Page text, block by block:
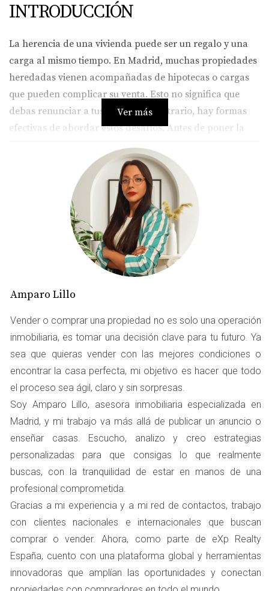
INTRODUCCIÓN
La herencia de una vivienda puede ser un regalo y una
carga al mismo tiempo. En Madrid, muchas propiedades
heredadas vienen acompañadas de hipotecas o cargas
que pueden complicar su venta. Esto no significa que
debas renunciar a tus planes; al contrario, hay formas
efectivas de abordar estos desafíos. Antes de poner la
vivienda en el mercado, es crucial entender cómo
funcionan las hipotecas y las cargas, así como las
opciones que tienes para resolverlas. En este artículo, te
proporcionaremos información valiosa y consejos
prácticos para ayudarte a vender tu vivienda heredada
sin complicaciones.
CASO PRÁCTICO 1: VENTA CON
HIPOTECA PENDIENTE
Cuando heredas una propiedad con una hipoteca
pendiente, lo primero que debes hacer es contactar a la
entidad financiera. Es importante saber si la hipoteca es
asumible o si se puede cancelar antes de la venta.
Si decides asumir la hipoteca, puedes vender la
propiedad tal cual y el comprador tomará la
deuda.
Si prefieres cancelar la hipoteca antes de vender,
deberás reunir los fondos necesarios para
liquidarla.
En muchos casos, los herederos optan por vender la
casa antes de liquidar la hipoteca. Esto puede ser
beneficioso si el valor del mercado ha aumentado desde
que se adquirió la propiedad. Sin embargo, asegúrate de
tener claro cuánto debes y cuánto puedes obtener por
ella.
Ver más
Amparo Lillo
Vender o comprar una propiedad no es solo una operación
inmobiliaria, es tomar una decisión clave para tu futuro. Ya
sea que quieras vender con las mejores condiciones o
encontrar la casa perfecta, mi objetivo es hacer que todo
el proceso sea ágil, claro y sin sorpresas.
Soy Amparo Lillo, asesora inmobiliaria especializada en
Madrid, y mi trabajo va más allá de publicar un anuncio o
enseñar casas. Escucho, analizo y creo estrategias
personalizadas para que consigas lo que realmente
buscas, con la tranquilidad de estar en manos de una
profesional comprometida.
Gracias a mi experiencia y a mi red de contactos, trabajo
con clientes nacionales e internacionales que buscan
comprar o vender. Ahora, como parte de eXp Realty
España, cuento con una plataforma global y herramientas
innovadoras que amplían las oportunidades y conectan